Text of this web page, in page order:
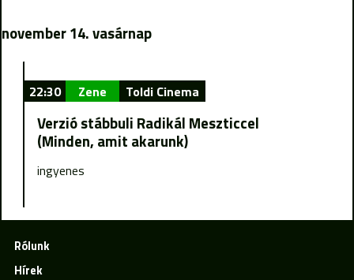
november 14. vasárnap
22:30 Zene Toldi Cinema
Verzió stábbuli Radikál Meszticcel
(Minden, amit akarunk)
ingyenes
Rólunk
Hírek